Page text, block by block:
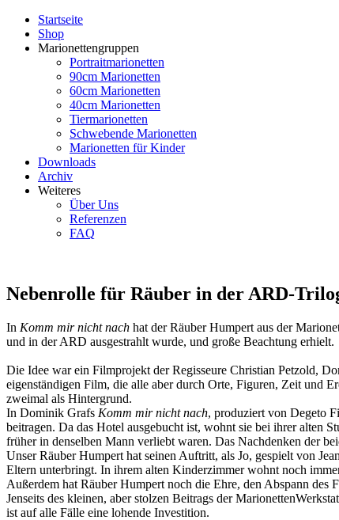
Startseite
Shop
Marionettengruppen
Portraitmarionetten
90cm Marionetten
60cm Marionetten
40cm Marionetten
Tiermarionetten
Schwebende Marionetten
Marionetten für Kinder
Downloads
Archiv
Weiteres
Über Uns
Referenzen
FAQ
Nebenrolle für Räuber in der ARD-
In Komm mir nicht nach hat der Räuber Humpert aus der
und in der ARD ausgestrahlt wurde, und große Beachtung erhielt.
Die Idee war ein Filmprojekt der Regisseure Christian Petzold,
eigenständigen Film, die alle aber durch Orte, Figuren, Zeit und
zweimal als Hintergrund.
In Dominik Grafs Komm mir nicht nach, produziert von Degeto
beitragen. Da das Hotel ausgebucht ist, wohnt sie bei ihrer alten
früher in denselben Mann verliebt waren. Das Nachdenken der
Unser Räuber Humpert hat seinen Auftritt, als Jo, gespielt von
Eltern unterbringt. In ihrem alten Kinderzimmer wohnt noch
Außerdem hat Räuber Humpert noch die Ehre, den Abspann des
Jenseits des kleinen, aber stolzen Beitrags der
ist auf alle Fälle eine lohende Investition.